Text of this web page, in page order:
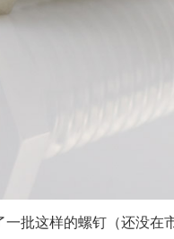
这样的螺钉（还没在